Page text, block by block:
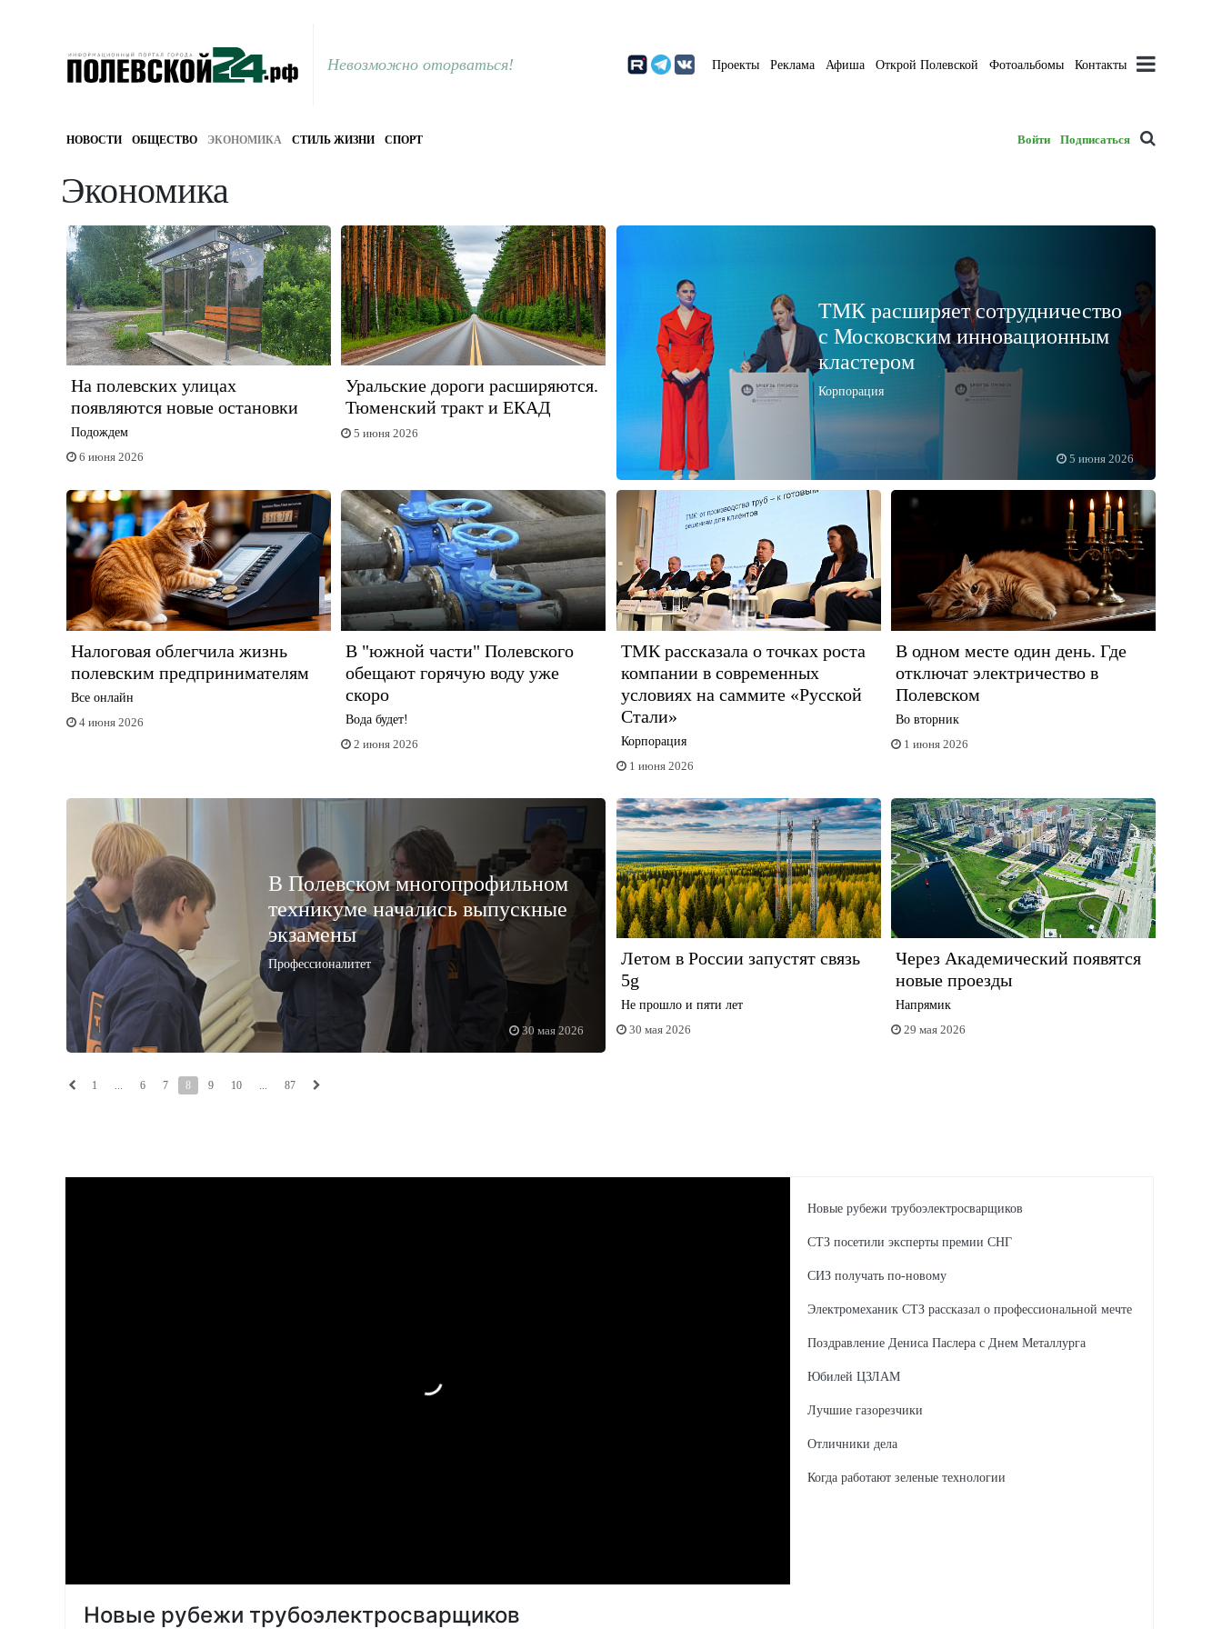
Невозможно оторваться! Проекты Реклама Афиша Открой Полевской Фотоальбомы Контакты
НОВОСТИ ОБЩЕСТВО ЭКОНОМИКА СТИЛЬ ЖИЗНИ СПОРТ Войти Подписаться
Экономика
На полевских улицах
появляются новые остановки
Подождем
6 июня 2026
Уральские дороги расширяются.
Тюменский тракт и ЕКАД
5 июня 2026
5 июня 2026
ТМК расширяет сотрудничество
с Московским инновационным
кластером
Корпорация
Налоговая облегчила жизнь
полевским предпринимателям
Все онлайн
4 июня 2026
В "южной части" Полевского
обещают горячую воду уже
скоро
Вода будет!
2 июня 2026
ТМК рассказала о точках роста
компании в современных
условиях на саммите «Русской
Стали»
Корпорация
1 июня 2026
В одном месте один день. Где
отключат электричество в
Полевском
Во вторник
1 июня 2026
30 мая 2026
В Полевском многопрофильном
техникуме начались выпускные
экзамены
Профессионалитет
Летом в России запустят связь
5g
Не прошло и пяти лет
30 мая 2026
Через Академический появятся
новые проезды
Напрямик
29 мая 2026
1 ... 6 7 8 9 10 ... 87
Новые рубежи трубоэлектросварщиков
СТЗ посетили эксперты премии СНГ
СИЗ получать по-новому
Электромеханик СТЗ рассказал о профессиональной мечте
Поздравление Дениса Паслера с Днем Металлурга
Юбилей ЦЗЛАМ
Лучшие газорезчики
Отличники дела
Когда работают зеленые технологии